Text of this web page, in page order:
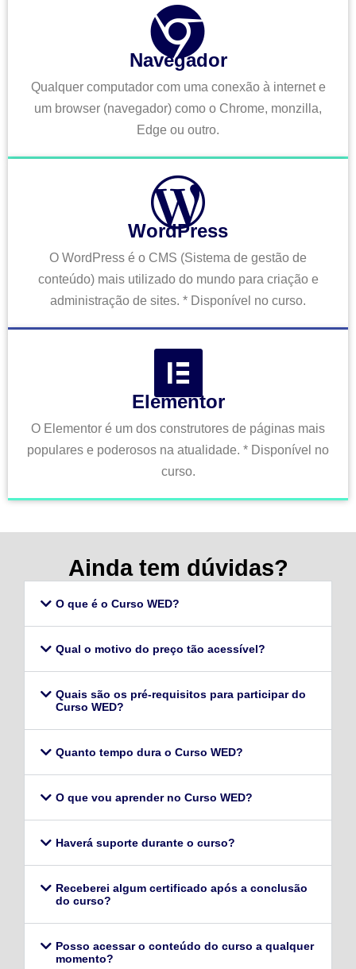
Navegador
Qualquer computador com uma conexão à internet e
um browser (navegador) como o Chrome, monzilla,
Edge ou outro.
WordPress
O WordPress é o CMS (Sistema de gestão de
conteúdo) mais utilizado do mundo para criação e
administração de sites. * Disponível no curso.
Elementor
O Elementor é um dos construtores de páginas mais
populares e poderosos na atualidade. * Disponível no
curso.
Ainda tem dúvidas?
O que é o Curso WED?
Qual o motivo do preço tão acessível?
Quais são os pré-requisitos para participar do
Curso WED?
Quanto tempo dura o Curso WED?
O que vou aprender no Curso WED?
Haverá suporte durante o curso?
Receberei algum certificado após a conclusão
do curso?
Posso acessar o conteúdo do curso a qualquer
momento?